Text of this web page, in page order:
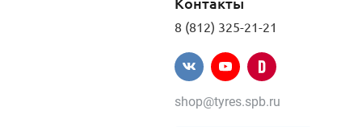
8 (812) 325-21-21
shop@tyres.spb.ru